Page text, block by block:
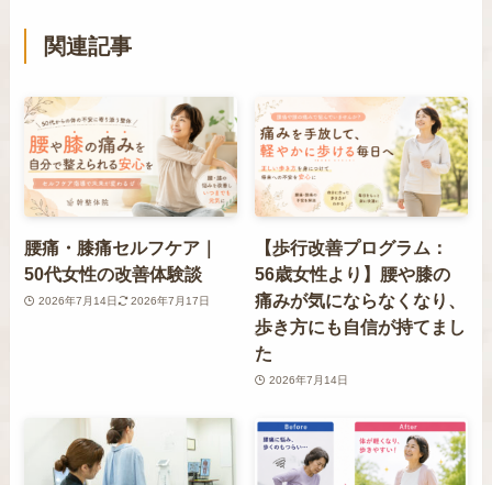
関連記事
腰痛・膝痛セルフケア｜
50代女性の改善体験談
2026年7月14日 2026年7月17日
【歩行改善プログラム：
56歳女性より】腰や膝の
痛みが気にならなくなり、
歩き方にも自信が持てまし
た
2026年7月14日